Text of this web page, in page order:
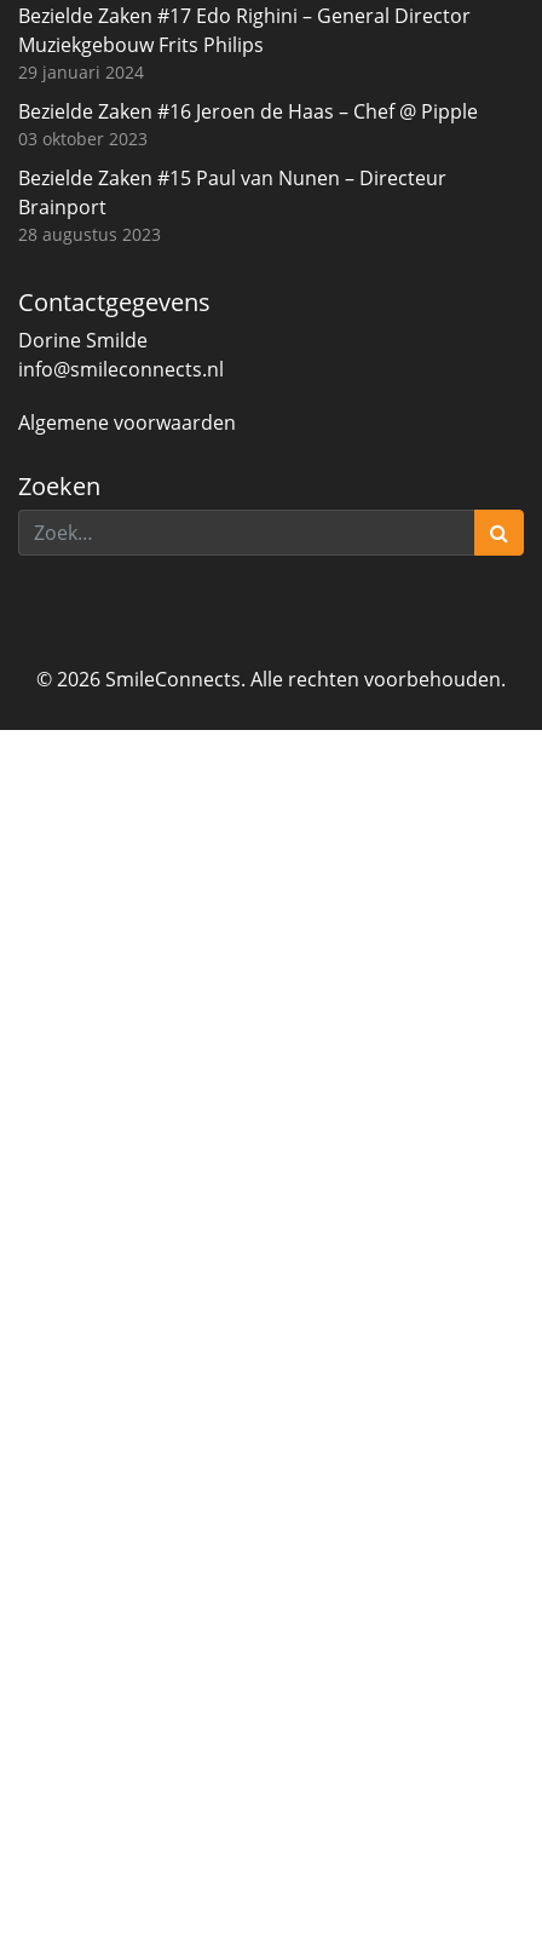
Bezielde Zaken #17 Edo Righini – General Director
Muziekgebouw Frits Philips
29 januari 2024
Bezielde Zaken #16 Jeroen de Haas – Chef @ Pipple
03 oktober 2023
Bezielde Zaken #15 Paul van Nunen – Directeur
Brainport
28 augustus 2023
Contactgegevens
Dorine Smilde
info@smileconnects.nl
Algemene voorwaarden
Zoeken
Zoeken
© 2026 SmileConnects. Alle rechten voorbehouden.